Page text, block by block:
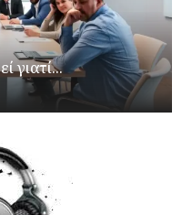
γιατί...